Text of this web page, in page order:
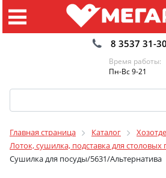
8 3537 31-
Время работы:
Пн-Вс 9-21
Главная страница Каталог
Лоток, сушилка, подставка для
Сушилка для посуды/5631/Альтернатива